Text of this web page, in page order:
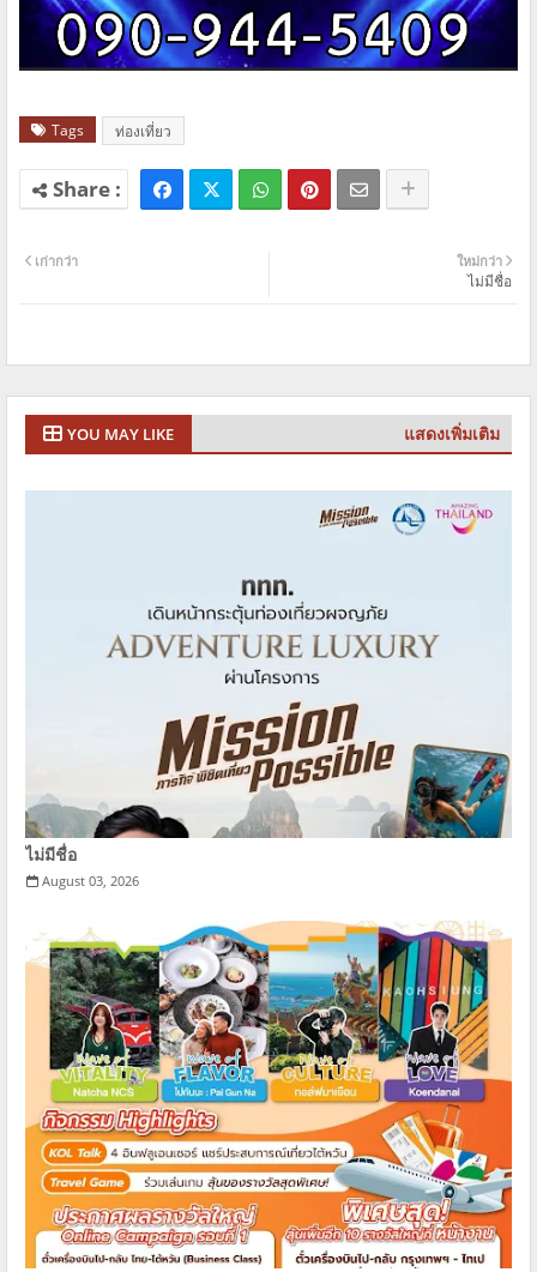
Tags ท่องเที่ยว
ใหม่กว่า
ไม่มีชื่อ
เก่ากว่า
YOU MAY LIKE แสดงเพิ่มเติม
ไม่มีชื่อ
August 03, 2026